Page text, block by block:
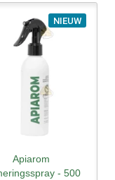
NIEUW
Apiarom
- 500